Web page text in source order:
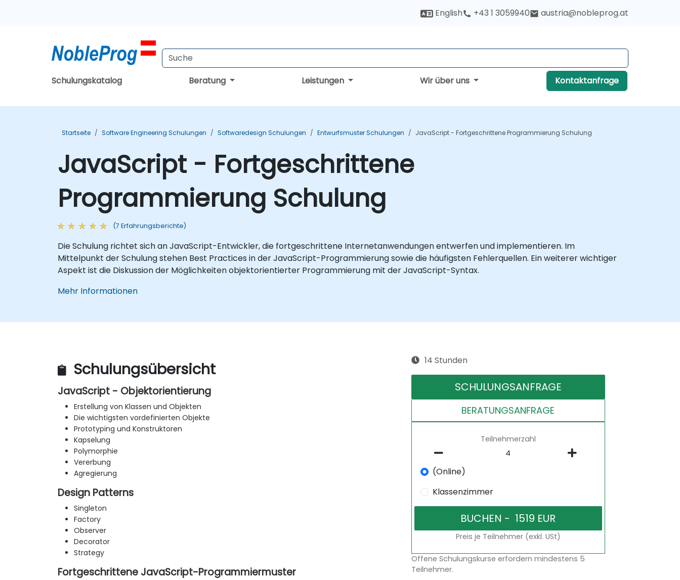
English +43 1 3059940 austria@nobleprog.at
Schulungskatalog Beratung Leistungen Wir über uns Kontaktanfrage
Startseite Software Engineering Schulungen Softwaredesign Schulungen Entwurfsmuster Schulungen JavaScript - Fortgeschrittene Programmierung Schulung
JavaScript - Fortgeschrittene
Programmierung Schulung
(7 Erfahrungsberichte)
Die Schulung richtet sich an JavaScript-Entwickler, die fortgeschrittene Internetanwendungen entwerfen und implementieren. Im
Mittelpunkt der Schulung stehen Best Practices in der JavaScript-Programmierung sowie die häufigsten Fehlerquellen. Ein weiterer wichtiger
Aspekt ist die Diskussion der Möglichkeiten objektorientierter Programmierung mit der JavaScript-Syntax.
Mehr Informationen
Schulungsübersicht
JavaScript - Objektorientierung
Erstellung von Klassen und Objekten
Die wichtigsten vordefinierten Objekte
Prototyping und Konstruktoren
Kapselung
Polymorphie
Vererbung
Agregierung
Design Patterns
Singleton
Factory
Observer
Decorator
Strategy
Fortgeschrittene JavaScript-Programmiermuster
14 Stunden
SCHULUNGSANFRAGE
BERATUNGSANFRAGE
Teilnehmerzahl
(Online)
Klassenzimmer
Preis je Teilnehmer (exkl. USt)
Offene Schulungskurse erfordern mindestens 5
Teilnehmer.